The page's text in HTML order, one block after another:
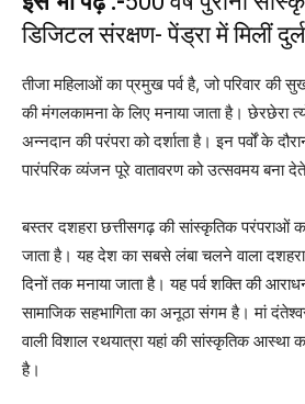
डिजिटल संरक्षण- पेंड्रा में मिलीं
तीजा महिलाओं का प्रमुख पर्व है, जो परिवार की
की मंगलकामना के लिए मनाया जाता है। छेरछेरा
अन्नदान की परंपरा को दर्शाता है। इन पर्वों के
पारंपरिक व्यंजन पूरे वातावरण को उत्सवमय बना
बस्तर दशहरा छत्तीसगढ़ की सांस्कृतिक परंपराओं
जाता है। यह देश का सबसे लंबा चलने वाला
दिनों तक मनाया जाता है। यह पर्व शक्ति की
सामाजिक सहभागिता का अनूठा संगम है। मां
वाली विशाल रथयात्रा यहां की सांस्कृतिक आस्था
है।